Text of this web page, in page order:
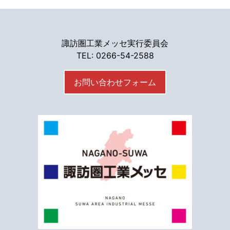
諏訪圏工業メッセ実行委員会
TEL: 0266-54-2588
お問い合わせフォーム